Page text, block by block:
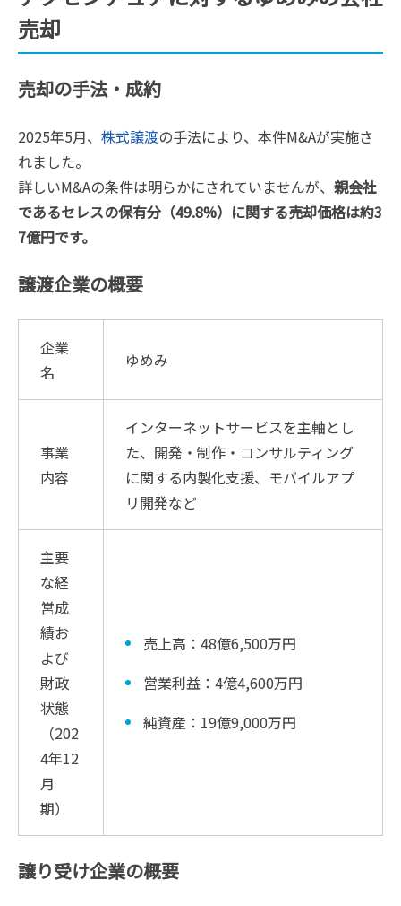
売却
売却の手法・成約
2025年5月、 株式譲渡の手法により、本件M&Aが実施さ
れました。
詳しいM&Aの条件は明らかにされていませんが、 親会社
であるセレスの保有分（49.8%）に関する売却価格は約3
7億円です。
譲渡企業の概要
企業
名
ゆめみ
事業
内容
インターネットサービスを主軸とし
た、開発・制作・コンサルティング
に関する内製化支援、モバイルアプ
リ開発など
主要
な経
営成
績お
よび
財政
状態
（202
4年12
月
期）
売上高：48億6,500万円
営業利益：4億4,600万円
純資産：19億9,000万円
譲り受け企業の概要